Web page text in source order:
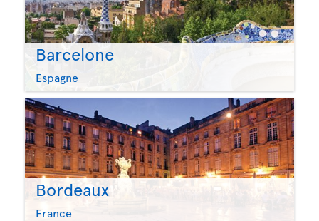
Barcelone
Espagne
Bordeaux
France